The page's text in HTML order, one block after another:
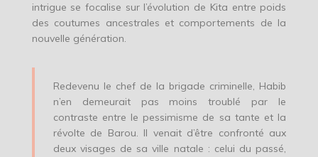
intrigue se focalise sur l’évolution de Kita entre poids
des coutumes ancestrales et comportements de la
nouvelle génération.
Redevenu le chef de la brigade criminelle, Habib
n’en demeurait pas moins troublé par le
contraste entre le pessimisme de sa tante et la
révolte de Barou. Il venait d’être confronté aux
deux visages de sa ville natale : celui du passé,